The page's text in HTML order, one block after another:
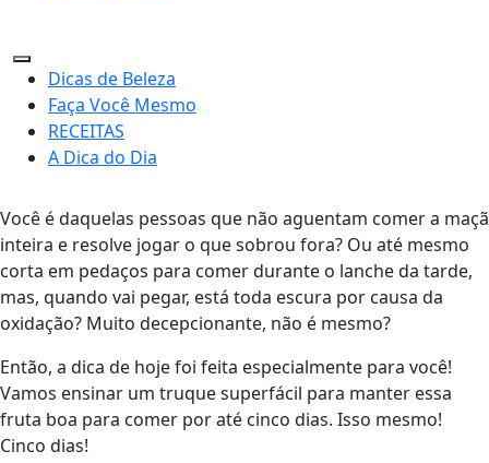
Dicas de Beleza
Faça Você Mesmo
RECEITAS
A Dica do Dia
Você é daquelas pessoas que não aguentam comer a maçã
inteira e resolve jogar o que sobrou fora? Ou até mesmo
corta em pedaços para comer durante o lanche da tarde,
mas, quando vai pegar, está toda escura por causa da
oxidação? Muito decepcionante, não é mesmo?
Então, a dica de hoje foi feita especialmente para você!
Vamos ensinar um truque superfácil para manter essa
fruta boa para comer por até cinco dias. Isso mesmo!
Cinco dias!